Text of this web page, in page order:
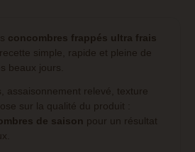
concombres frappés ultra frais
simple, rapide et pleine de
beaux jours.
assaisonnement relevé, texture
sur la qualité du produit :
de saison pour un résultat